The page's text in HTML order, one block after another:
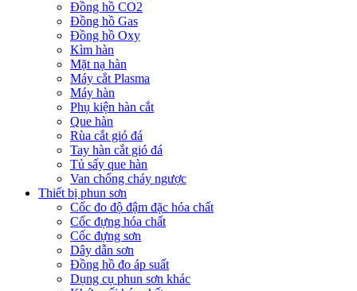
Đồng hồ CO2
Đồng hồ Gas
Đồng hồ Oxy
Kìm hàn
Mặt nạ hàn
Máy cắt Plasma
Máy hàn
Phụ kiện hàn cắt
Que hàn
Rùa cắt gió đá
Tay hàn cắt gió đá
Tủ sấy que hàn
Van chống cháy ngược
Thiết bị phun sơn
Cốc đo độ đậm đặc hóa chất
Cốc đựng hóa chất
Cốc đựng sơn
Dây dẫn sơn
Đồng hồ đo áp suất
Dụng cụ phun sơn khác